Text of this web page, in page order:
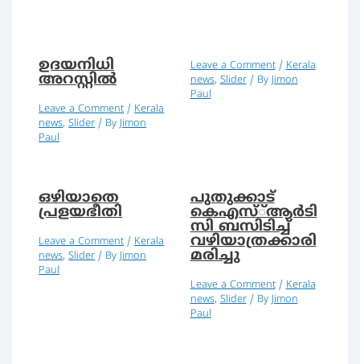
ഉദയനിധി
അറസ്റ്റിൽ
Leave a Comment / Kerala
news,Slider / By Jimon
Paul
Leave a Comment / Kerala
news, Slider/ By Jimon
Paul
ഒഴിയാതെ
പ്രളയഭീതി
Leave a Comment /Kerala
news,Slider/ ByJimon
Paul
പുതുക്കാട്
കെഎസ്്ആര്‍ടി
സി ബസിടിച്ച്
വഴിയാത്രക്കാരി
മരിച്ചു
Leave a Comment /Kerala
news,Slider/ ByJimon
Paul